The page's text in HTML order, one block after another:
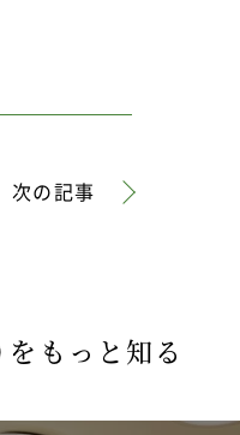
次の記事
もっと知る